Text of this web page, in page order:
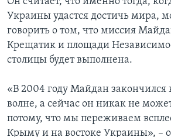
Украины удастся достичь мира,
говорить о том, что миссия
Крещатик и площади
столицы будет выполнена.
«В 2004 году Майдан закончился
волне, а сейчас он никак не
потому, что мы переживаем
Крыму и на востоке Украины», –